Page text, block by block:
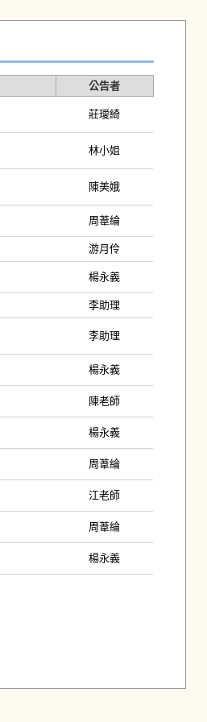
公告者
莊璦綺
林小姐
陳美娥
周葦綸
游月伶
楊永義
李助理
李助理
楊永義
陳老師
楊永義
周葦綸
江老師
周葦綸
楊永義